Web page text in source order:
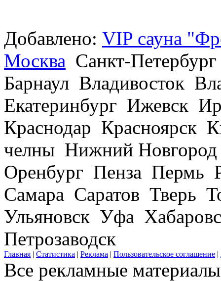
Добавлено: VIP сауна
Москва Санкт-
Барнаул Владивосток
Екатеринбург Ижевск
Краснодар Красноярск
челны Нижний
Оренбург Пенза Пермь
Самара Саратов Тверь
Ульяновск Уфа
Петрозаводск
Главная | Статистика | Реклама | Пользовательское соглашение |
Все рекламные